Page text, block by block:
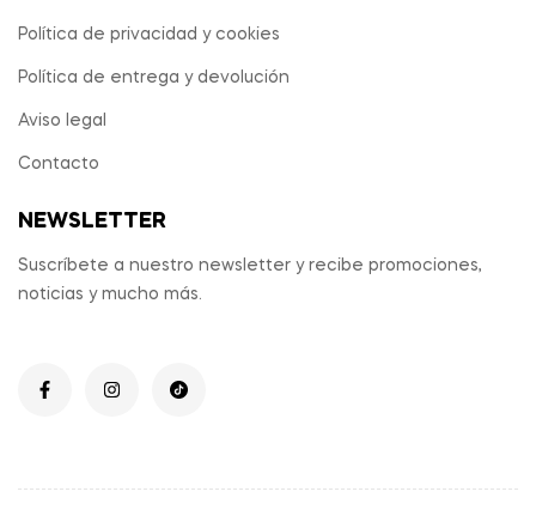
Política de privacidad y cookies
Política de entrega y devolución
Aviso legal
Contacto
NEWSLETTER
Suscríbete a nuestro newsletter y recibe promociones,
noticias y mucho más.